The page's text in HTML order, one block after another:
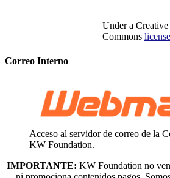
Under a Creative
Commons license
Correo Interno
Acceso al servidor de correo de la
KW Foundation.
IMPORTANTE: KW Foundation no